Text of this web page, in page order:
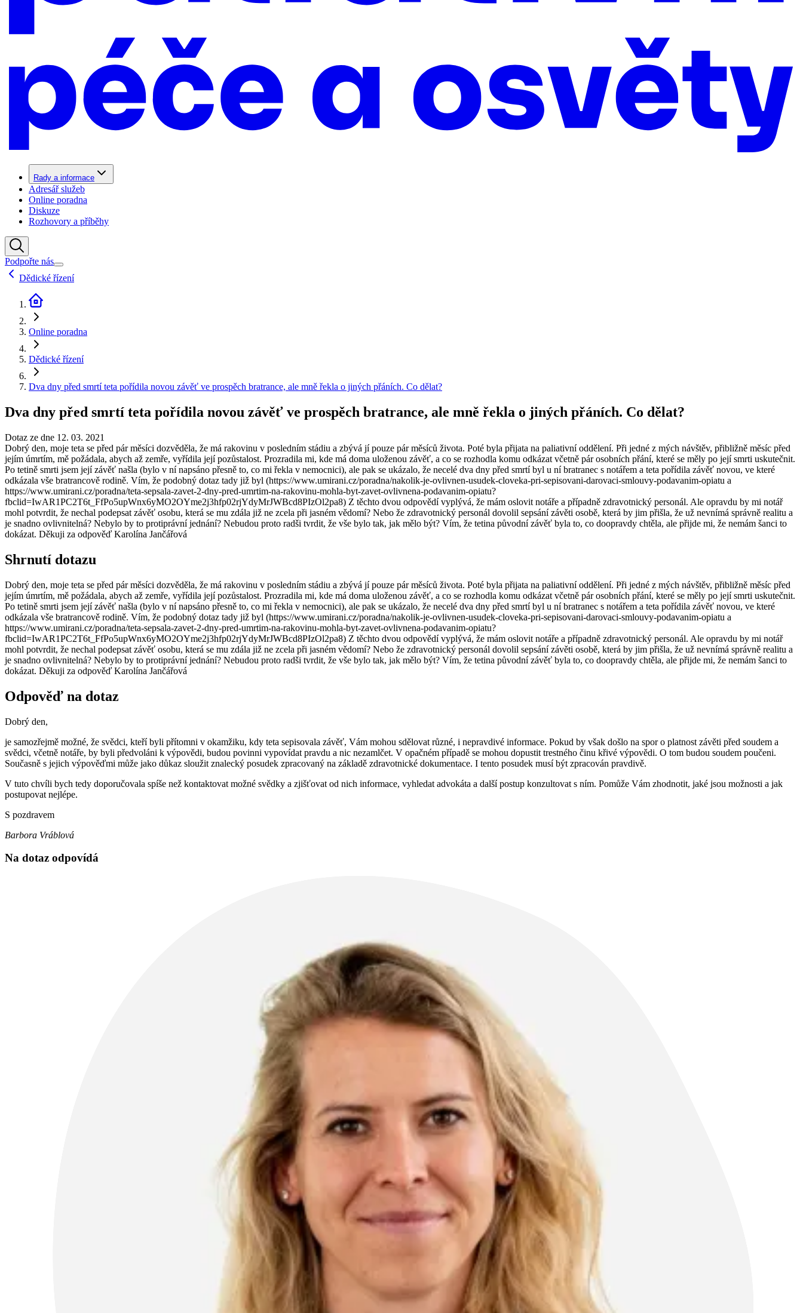
Rady a informace
Adresář služeb
Online poradna
Diskuze
Rozhovory a příběhy
Podpořte nás
Dědické řízení
Online poradna
Dědické řízení
Dva dny před smrtí teta pořídila novou závěť ve prospěch bratrance, ale mně řekla o jiných přáních. Co dělat?
Dva dny před smrtí teta pořídila novou závěť ve prospěch bratrance, ale mně řekla o jiných přáních. Co dělat?
Dotaz ze dne 12. 03. 2021
Dobrý den, moje teta se před pár měsíci dozvěděla, že má rakovinu v posledním stádiu a zbývá jí pouze pár měsíců života. Poté byla přijata na paliativní oddělení. Při jedné z mých návštěv, přibližně měsíc před
jejím úmrtím, mě požádala, abych až zemře, vyřídila její pozůstalost. Prozradila mi, kde má doma uloženou závěť, a co se rozhodla komu odkázat včetně pár osobních přání, které se měly po její smrti uskutečnit.
Po tetině smrti jsem její závěť našla (bylo v ní napsáno přesně to, co mi řekla v nemocnici), ale pak se ukázalo, že necelé dva dny před smrtí byl u ní bratranec s notářem a teta pořídila závěť novou, ve které
odkázala vše bratrancově rodině. Vím, že podobný dotaz tady již byl (https://www.umirani.cz/poradna/nakolik-je-ovlivnen-usudek-cloveka-pri-sepisovani-darovaci-smlouvy-podavanim-opiatu a
https://www.umirani.cz/poradna/teta-sepsala-zavet-2-dny-pred-umrtim-na-rakovinu-mohla-byt-zavet-ovlivnena-podavanim-opiatu?
fbclid=IwAR1PC2T6t_FfPo5upWnx6yMO2OYme2j3hfp02rjYdyMrJWBcd8PIzOl2pa8) Z těchto dvou odpovědí vyplývá, že mám oslovit notáře a případně zdravotnický personál. Ale opravdu by mi notář
mohl potvrdit, že nechal podepsat závěť osobu, která se mu zdála již ne zcela při jasném vědomí? Nebo že zdravotnický personál dovolil sepsání závěti osobě, která by jim přišla, že už nevnímá správně realitu a
je snadno ovlivnitelná? Nebylo by to protiprávní jednání? Nebudou proto radši tvrdit, že vše bylo tak, jak mělo být? Vím, že tetina původní závěť byla to, co doopravdy chtěla, ale přijde mi, že nemám šanci to
dokázat. Děkuji za odpověď Karolína Jančářová
Shrnutí dotazu
Dobrý den, moje teta se před pár měsíci dozvěděla, že má rakovinu v posledním stádiu a zbývá jí pouze pár měsíců života. Poté byla přijata na paliativní oddělení. Při jedné z mých návštěv, přibližně měsíc před
jejím úmrtím, mě požádala, abych až zemře, vyřídila její pozůstalost. Prozradila mi, kde má doma uloženou závěť, a co se rozhodla komu odkázat včetně pár osobních přání, které se měly po její smrti uskutečnit.
Po tetině smrti jsem její závěť našla (bylo v ní napsáno přesně to, co mi řekla v nemocnici), ale pak se ukázalo, že necelé dva dny před smrtí byl u ní bratranec s notářem a teta pořídila závěť novou, ve které
odkázala vše bratrancově rodině. Vím, že podobný dotaz tady již byl (https://www.umirani.cz/poradna/nakolik-je-ovlivnen-usudek-cloveka-pri-sepisovani-darovaci-smlouvy-podavanim-opiatu a
https://www.umirani.cz/poradna/teta-sepsala-zavet-2-dny-pred-umrtim-na-rakovinu-mohla-byt-zavet-ovlivnena-podavanim-opiatu?
fbclid=IwAR1PC2T6t_FfPo5upWnx6yMO2OYme2j3hfp02rjYdyMrJWBcd8PIzOl2pa8) Z těchto dvou odpovědí vyplývá, že mám oslovit notáře a případně zdravotnický personál. Ale opravdu by mi notář
mohl potvrdit, že nechal podepsat závěť osobu, která se mu zdála již ne zcela při jasném vědomí? Nebo že zdravotnický personál dovolil sepsání závěti osobě, která by jim přišla, že už nevnímá správně realitu a
je snadno ovlivnitelná? Nebylo by to protiprávní jednání? Nebudou proto radši tvrdit, že vše bylo tak, jak mělo být? Vím, že tetina původní závěť byla to, co doopravdy chtěla, ale přijde mi, že nemám šanci to
dokázat. Děkuji za odpověď Karolína Jančářová
Odpověď na dotaz
Dobrý den,
je samozřejmě možné, že svědci, kteří byli přítomni v okamžiku, kdy teta sepisovala závěť, Vám mohou sdělovat různé, i nepravdivé informace. Pokud by však došlo na spor o platnost závěti před soudem a
svědci, včetně notáře, by byli předvoláni k výpovědi, budou povinni vypovídat pravdu a nic nezamlčet. V opačném případě se mohou dopustit trestného činu křivé výpovědi. O tom budou soudem poučeni.
Současně s jejich výpověďmi může jako důkaz sloužit znalecký posudek zpracovaný na základě zdravotnické dokumentace. I tento posudek musí být zpracován pravdivě.
V tuto chvíli bych tedy doporučovala spíše než kontaktovat možné svědky a zjišťovat od nich informace, vyhledat advokáta a další postup konzultovat s ním. Pomůže Vám zhodnotit, jaké jsou možnosti a jak
postupovat nejlépe.
S pozdravem
Barbora Vráblová
Na dotaz odpovídá